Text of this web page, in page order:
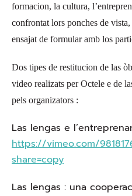
formacion, la cultura,
confrontat lors ponches de
ensajat de formular amb los
Dos tipes de restitucion de las
video realizats per Octele e de
pels organizators :
Las lengas e
https://vimeo.com/
share=copy
Las lengas : una